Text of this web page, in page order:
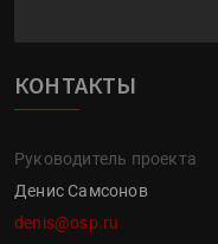
КОНТАКТЫ
Руководитель проекта
Денис Самсонов
denis@osp.ru